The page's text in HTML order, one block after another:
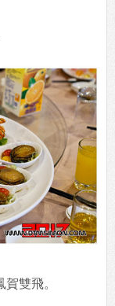
雙飛。